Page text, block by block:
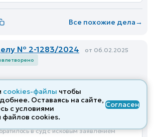
Все похожие дела→
№ 2-1283/2024 от 06.02.2025
городской суд (Красноярский край) ·
вреда, причиненного
транспортного происшествия
в суд с исковым заявлением
cookies-файлы чтобы
Оставаясь на сайте,
с условиями
файлов cооkies.
Согласен